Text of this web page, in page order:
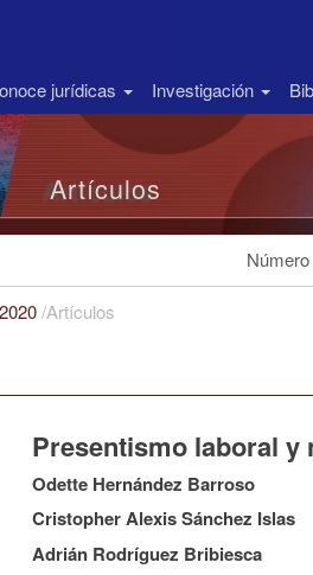
jurídicas Investigación
Artículos
/Artículos
Presentismo laboral y
Odette Hernández Barroso
Cristopher Alexis Sánchez Islas
Adrián Rodríguez Bribiesca